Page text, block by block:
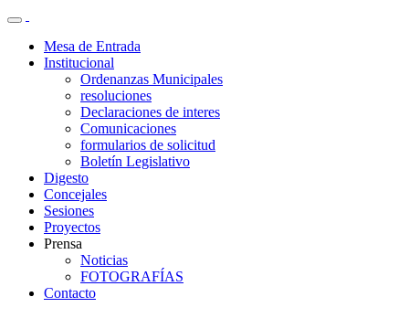
Mesa de Entrada
Institucional
Ordenanzas Municipales
resoluciones
Declaraciones de interes
Comunicaciones
formularios de solicitud
Boletín Legislativo
Digesto
Concejales
Sesiones
Proyectos
Prensa
Noticias
FOTOGRAFÍAS
Contacto